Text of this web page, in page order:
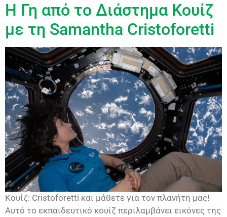
Η Γη από το Διάστημα Κουίζ
με τη Samantha Cristoforetti
Κουίζ: Cristoforetti και μάθετε για τον πλανήτη μας!
Αυτό το εκπαιδευτικό κουίζ περιλαμβάνει εικόνες της